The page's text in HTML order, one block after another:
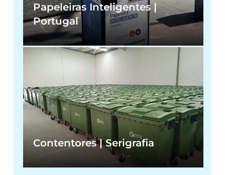
Papeleiras Inteligentes |
Portugal
Contentores | Serigrafia